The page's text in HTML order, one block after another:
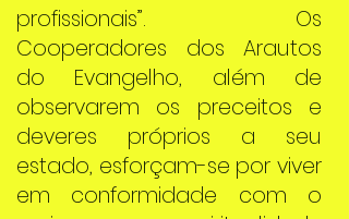
profissionais”. Os
Cooperadores dos Arautos
do Evangelho, além de
observarem os preceitos e
deveres próprios a seu
estado, esforçam-se por viver
em conformidade com o